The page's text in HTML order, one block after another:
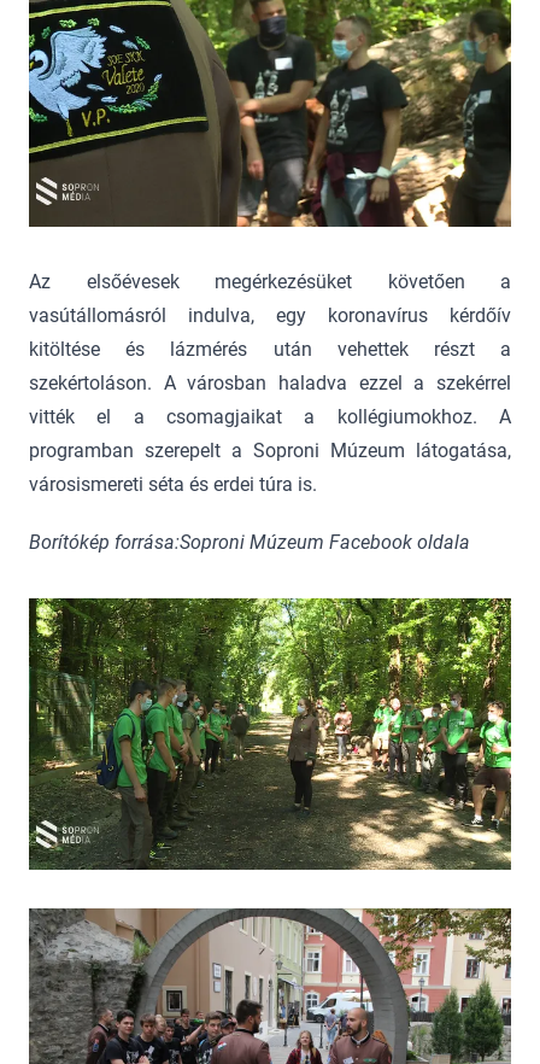
Az elsőévesek megérkezésüket követően a
vasútállomásról indulva, egy koronavírus kérdőív
kitöltése és lázmérés után vehettek részt a
szekértoláson. A városban haladva ezzel a szekérrel
vitték el a csomagjaikat a kollégiumokhoz. A
programban szerepelt a Soproni Múzeum látogatása,
városismereti séta és erdei túra is.
Borítókép forrása:Soproni Múzeum Facebook oldala